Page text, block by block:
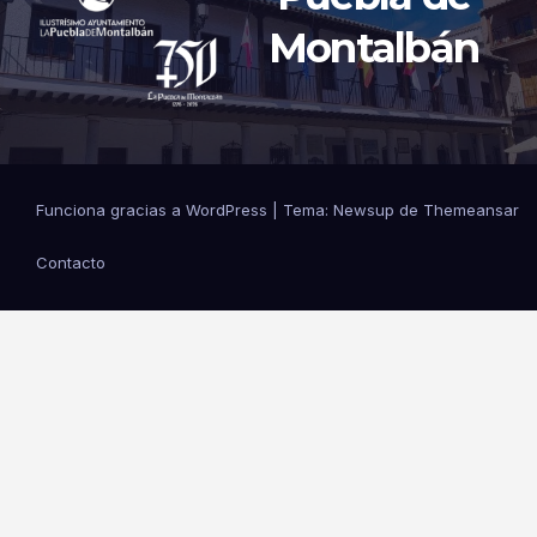
Montalbán
Funciona gracias a WordPress Tema: Newsup de Themeansar
Contacto